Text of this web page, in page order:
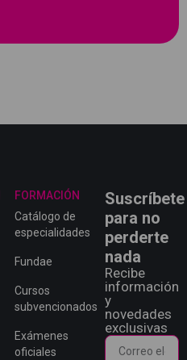
FORMACIÓN
Catálogo de
especialidades
Fundae
Cursos
subvencionados
Exámenes
oficiales
Suscríbete
para no
perderte
nada
Recibe
información
y
novedades
exclusivas